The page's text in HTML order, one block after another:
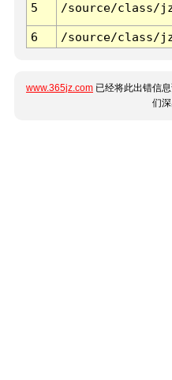
5 /source/class/
6 /source/class/
www.365jz.com 已经将此出错信
们